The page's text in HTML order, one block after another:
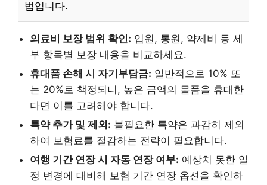
법입니다.
의료비 보장 범위 확인: 입원, 통원, 약제비 등 세
부 항목별 보장 내용을 비교하세요.
휴대품 손해 시 자기부담금: 일반적으로 10% 또
는 20%로 책정되니, 높은 금액의 물품을 휴대한
다면 이를 고려해야 합니다.
특약 추가 및 제외: 불필요한 특약은 과감히 제외
하여 보험료를 절감하는 전략이 필요합니다.
여행 기간 연장 시 자동 연장 여부: 예상치 못한 일
정 변경에 대비해 보험 기간 연장 옵션을 확인하